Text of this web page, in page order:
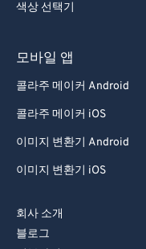
색상 선택기
모바일 앱
콜라주 메이커 Android
콜라주 메이커 iOS
이미지 변환기 Android
이미지 변환기 iOS
회사 소개
블로그